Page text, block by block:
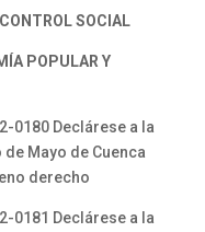
SOCIAL
POPULAR Y
0180 Declárese a la
Mayo de Cuenca
derecho
0181 Declárese a la